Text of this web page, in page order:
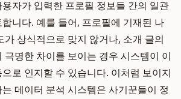
자가 입력한 프로필 정보들 간의 일관
니다. 예를 들어, 프로필에 기재된 나
가 상식적으로 맞지 않거나, 소개 글의
극명한 차이를 보이는 경우 시스템이 이
로 인지할 수 있습니다. 이처럼 보이지
데이터 분석 시스템은 사기꾼들이 정